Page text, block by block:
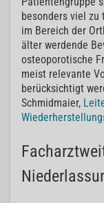
besonders viel zu
im Bereich der
älter werdende
osteoporotische
meist relevante
berücksichtigt
Schmidmaier,